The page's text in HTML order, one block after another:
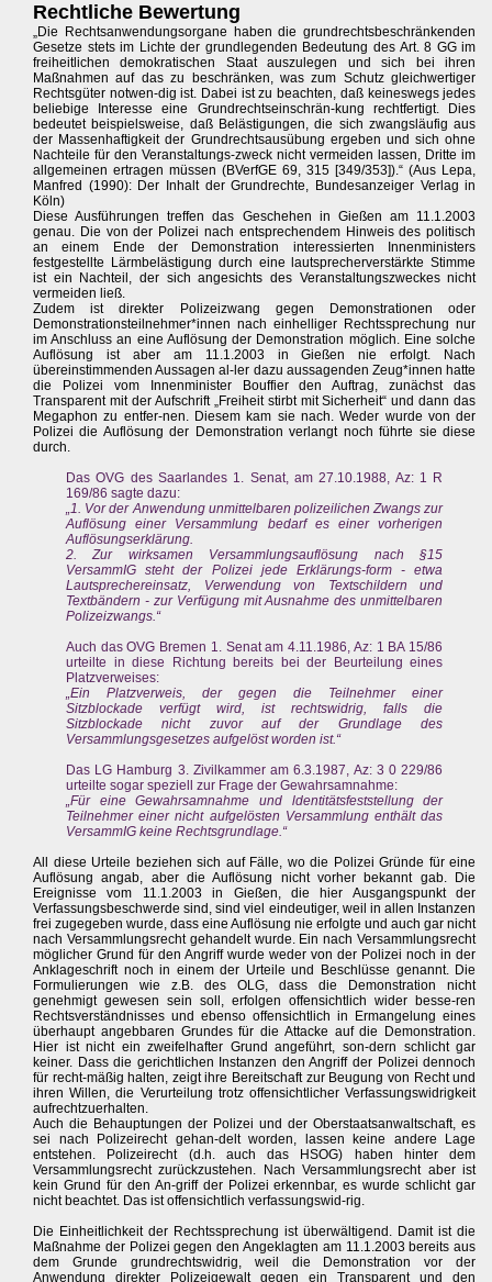
Rechtliche Bewertung
„Die Rechtsanwendungsorgane haben die grundrechtsbeschränkenden
Gesetze stets im Lichte der grundlegenden Bedeutung des Art. 8 GG im
freiheitlichen demokratischen Staat auszulegen und sich bei ihren
Maßnahmen auf das zu beschränken, was zum Schutz gleichwertiger
Rechtsgüter notwen-dig ist. Dabei ist zu beachten, daß keineswegs jedes
beliebige Interesse eine Grundrechtseinschrän-kung rechtfertigt. Dies
bedeutet beispielsweise, daß Belästigungen, die sich zwangsläufig aus
der Massenhaftigkeit der Grundrechtsausübung ergeben und sich ohne
Nachteile für den Veranstaltungs-zweck nicht vermeiden lassen, Dritte im
allgemeinen ertragen müssen (BVerfGE 69, 315 [349/353]).“ (Aus Lepa,
Manfred (1990): Der Inhalt der Grundrechte, Bundesanzeiger Verlag in
Köln)
Diese Ausführungen treffen das Geschehen in Gießen am 11.1.2003
genau. Die von der Polizei nach entsprechendem Hinweis des politisch
an einem Ende der Demonstration interessierten Innenministers
festgestellte Lärmbelästigung durch eine lautsprecherverstärkte Stimme
ist ein Nachteil, der sich angesichts des Veranstaltungszweckes nicht
vermeiden ließ.
Zudem ist direkter Polizeizwang gegen Demonstrationen oder
Demonstrationsteilnehmer*innen nach einhelliger Rechtssprechung nur
im Anschluss an eine Auflösung der Demonstration möglich. Eine solche
Auflösung ist aber am 11.1.2003 in Gießen nie erfolgt. Nach
übereinstimmenden Aussagen al-ler dazu aussagenden Zeug*innen hatte
die Polizei vom Innenminister Bouffier den Auftrag, zunächst das
Transparent mit der Aufschrift „Freiheit stirbt mit Sicherheit“ und dann das
Megaphon zu entfer-nen. Diesem kam sie nach. Weder wurde von der
Polizei die Auflösung der Demonstration verlangt noch führte sie diese
durch.
Das OVG des Saarlandes 1. Senat, am 27.10.1988, Az: 1 R
169/86 sagte dazu:
„1. Vor der Anwendung unmittelbaren polizeilichen Zwangs zur
Auflösung einer Versammlung bedarf es einer vorherigen
Auflösungserklärung.
2. Zur wirksamen Versammlungsauflösung nach §15
VersammIG steht der Polizei jede Erklärungs-form - etwa
Lautsprechereinsatz, Verwendung von Textschildern und
Textbändern - zur Verfügung mit Ausnahme des unmittelbaren
Polizeizwangs.“
Auch das OVG Bremen 1. Senat am 4.11.1986, Az: 1 BA 15/86
urteilte in diese Richtung bereits bei der Beurteilung eines
Platzverweises:
„Ein Platzverweis, der gegen die Teilnehmer einer
Sitzblockade verfügt wird, ist rechtswidrig, falls die
Sitzblockade nicht zuvor auf der Grundlage des
Versammlungsgesetzes aufgelöst worden ist.“
Das LG Hamburg 3. Zivilkammer am 6.3.1987, Az: 3 0 229/86
urteilte sogar speziell zur Frage der Gewahrsamnahme:
„Für eine Gewahrsamnahme und ldentitätsfeststellung der
Teilnehmer einer nicht aufgelösten Versammlung enthält das
VersammIG keine Rechtsgrundlage.“
All diese Urteile beziehen sich auf Fälle, wo die Polizei Gründe für eine
Auflösung angab, aber die Auflösung nicht vorher bekannt gab. Die
Ereignisse vom 11.1.2003 in Gießen, die hier Ausgangspunkt der
Verfassungsbeschwerde sind, sind viel eindeutiger, weil in allen Instanzen
frei zugegeben wurde, dass eine Auflösung nie erfolgte und auch gar nicht
nach Versammlungsrecht gehandelt wurde. Ein nach Versammlungsrecht
möglicher Grund für den Angriff wurde weder von der Polizei noch in der
Anklageschrift noch in einem der Urteile und Beschlüsse genannt. Die
Formulierungen wie z.B. des OLG, dass die Demonstration nicht
genehmigt gewesen sein soll, erfolgen offensichtlich wider besse-ren
Rechtsverständnisses und ebenso offensichtlich in Ermangelung eines
überhaupt angebbaren Grundes für die Attacke auf die Demonstration.
Hier ist nicht ein zweifelhafter Grund angeführt, son-dern schlicht gar
keiner. Dass die gerichtlichen Instanzen den Angriff der Polizei dennoch
für recht-mäßig halten, zeigt ihre Bereitschaft zur Beugung von Recht und
ihren Willen, die Verurteilung trotz offensichtlicher Verfassungswidrigkeit
aufrechtzuerhalten.
Auch die Behauptungen der Polizei und der Oberstaatsanwaltschaft, es
sei nach Polizeirecht gehan-delt worden, lassen keine andere Lage
entstehen. Polizeirecht (d.h. auch das HSOG) haben hinter dem
Versammlungsrecht zurückzustehen. Nach Versammlungsrecht aber ist
kein Grund für den An-griff der Polizei erkennbar, es wurde schlicht gar
nicht beachtet. Das ist offensichtlich verfassungswid-rig.
Die Einheitlichkeit der Rechtssprechung ist überwältigend. Damit ist die
Maßnahme der Polizei gegen den Angeklagten am 11.1.2003 bereits aus
dem Grunde grundrechtswidrig, weil die Demonstration vor der
Anwendung direkter Polizeigewalt gegen ein Transparent und den